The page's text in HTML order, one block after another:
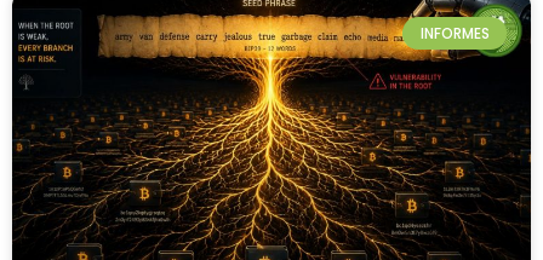
INFORMES